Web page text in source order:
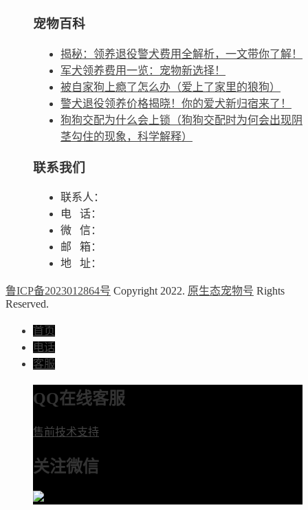
宠物百科
揭秘：领养退役警犬费用全解析，一文带你了解！
军犬领养费用一览：宠物新选择！
被自家狗上瘾了怎么办（爱上了家里的狼狗）
警犬退役领养价格揭晓！你的爱犬新归宿来了！
狗狗交配为什么会上锁（狗狗交配时为何会出现阴
茎勾住的现象，科学解释）
联系我们
联系人：
电 话：
微 信：
邮 箱：
地 址：
鲁ICP备2023012864号 Copyright 2022. 原生态宠物号 Rights
Reserved.
首页
电话
客服
QQ在线客服
售前技术支持
关注微信